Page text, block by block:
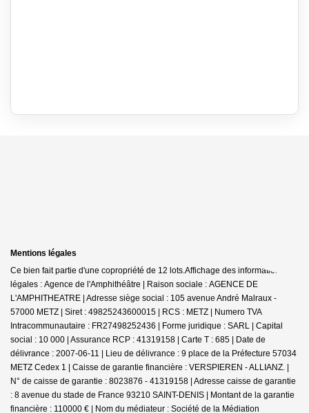
Mentions légales
Ce bien fait partie d'une copropriété de 12 lots.Affichage des informations
légales : Agence de l'Amphithéâtre | Raison sociale : AGENCE DE
L'AMPHITHEATRE | Adresse siège social : 105 avenue André Malraux -
57000 METZ | Siret : 49825243600015 | RCS : METZ | Numero TVA
Intracommunautaire : FR27498252436 | Forme juridique : SARL | Capital
social : 10 000 | Assurance RCP : 41319158 | Carte T : 685 | Date de
délivrance : 2007-06-11 | Lieu de délivrance : 9 place de la Préfecture 57034
METZ Cedex 1 | Caisse de garantie financière : VERSPIEREN - ALLIANZ. |
N° de caisse de garantie : 8023876 - 41319158 | Adresse caisse de garantie
: 8 avenue du stade de France 93210 SAINT-DENIS | Montant de la garantie
financière : 110000 € | Nom du médiateur : Société de la Médiation